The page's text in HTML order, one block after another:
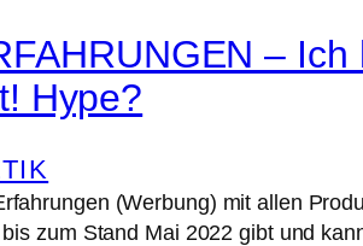
–
Hype?
(Werbung) mit allen
zum Stand Mai 2022 gibt und